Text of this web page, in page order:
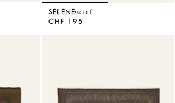
SELENE scarf
CHF 195